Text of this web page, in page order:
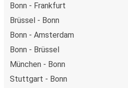
Bonn - Frankfurt
Brüssel - Bonn
Bonn - Amsterdam
Bonn - Brüssel
München - Bonn
Stuttgart - Bonn